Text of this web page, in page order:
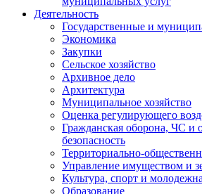
Деятельность
Государственные и
Экономика
Закупки
Сельское хозяйство
Архивное дело
Архитектура
Муниципальное хозяйство
Оценка регулирующего
Гражданская оборона, ЧС и
безопасность
Территориально-
Управление имуществом и
Культура, спорт и
Образование